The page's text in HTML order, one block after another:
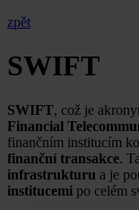
zpět
SWIFT
SWIFT, což je
Financial
finančním institucím
finanční transakce.
infrastrukturu a je
institucemi po celém